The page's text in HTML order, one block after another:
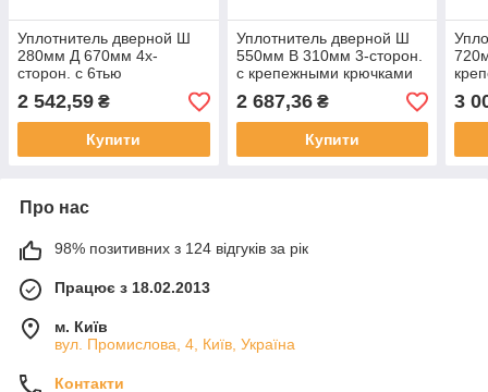
Уплотнитель дверной Ш
280мм Д 670мм 4х-
сторон. с 6тью
крепежными крючками
наружный размер для
Gierre
2 542,59 ₴
Купити
Уплотнитель дверной Ш
550мм В 310мм 3-сторон.
с крепежными крючками
для Mastro, Modular
2 687,36₴
Купити
для
3
Про нас
98% позитивних з 124 відгуків за рік
Працює з 18.02.2013
м. Київ
вул. Промислова, 4, Київ, Україна
Контакти